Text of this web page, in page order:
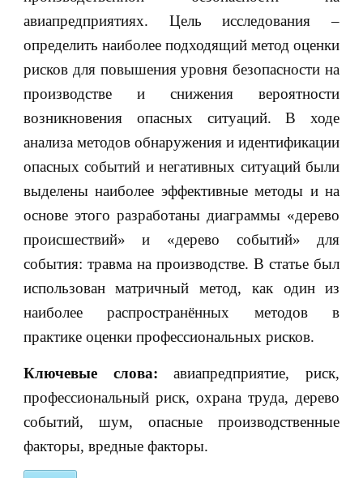
авиапредприятиях. Цель исследования –
определить наиболее подходящий метод оценки
рисков для повышения уровня безопасности на
производстве и снижения вероятности
возникновения опасных ситуаций. В ходе
анализа методов обнаружения и идентификации
опасных событий и негативных ситуаций были
выделены наиболее эффективные методы и на
основе этого разработаны диаграммы «дерево
происшествий» и «дерево событий» для
события: травма на производстве. В статье был
использован матричный метод, как один из
наиболее распространённых методов в
практике оценки профессиональных рисков.
Ключевые слова:авиапредприятие, риск,
профессиональный риск, охрана труда, дерево
событий, шум, опасные производственные
факторы, вредные факторы.